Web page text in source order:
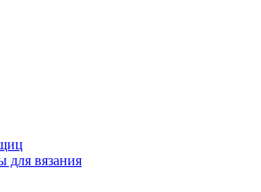
для вязания